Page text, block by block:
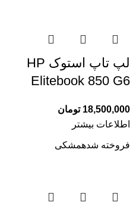
لپ تاپ استوک HP
Elitebook 850 G6
18,500,000 تومان
اطلاعات بیشتر
فروخته شدهمشکی